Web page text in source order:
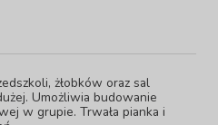
żłobków oraz sal
Umożliwia budowanie
w grupie. Trwała pianka i